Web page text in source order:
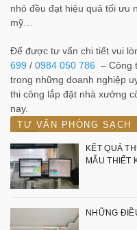
nhỏ đều đạt hiệu quả tối ưu
mỹ…
Để được tư vấn chi tiết vui
699 / 0984 050 786 – Công
trong những doanh nghiệp
thi công lắp đặt nhà xưởng
nay.
TƯ VẤN PHÒNG SẠCH
KẾT QUẢ
MẪU THIẾT
NHỮNG